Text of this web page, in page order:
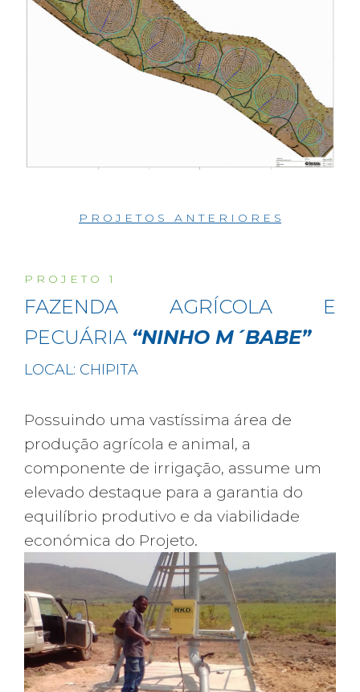
P R O J E T O S A N T E R I O R E S
P R O J E T O 1
FAZENDA AGRÍCOLA E
PECUÁRIA “NINHO M´BABE”
LOCAL: CHIPITA
Possuindo uma vastíssima área de
produção agrícola e animal, a
componente de irrigação, assume um
elevado destaque para a garantia do
equilíbrio produtivo e da viabilidade
económica do Projeto.